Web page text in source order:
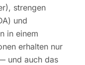
strengen
und
in einem
erhalten nur
und auch das